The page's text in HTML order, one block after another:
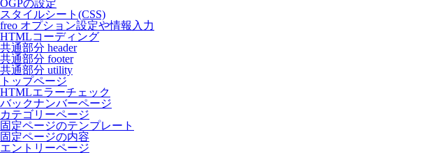
OGPの設定
スタイルシート(CSS)
freo オプション設定や情報入力
HTMLコーディング
共通部分 header
共通部分 footer
共通部分 utility
トップページ
HTMLエラーチェック
バックナンバーページ
カテゴリーページ
固定ページのテンプレート
固定ページの内容
エントリーページ